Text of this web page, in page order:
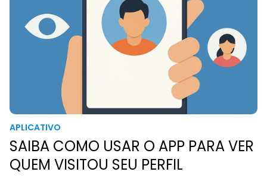
APLICATIVO
SAIBA COMO USAR O APP PARA VER
QUEM VISITOU SEU PERFIL